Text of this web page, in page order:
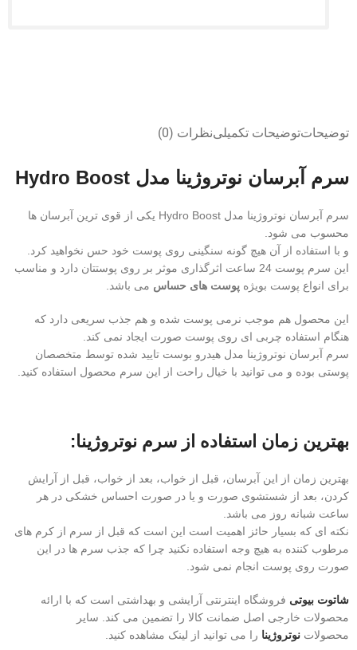
توضیحاتتوضیحات تکمیلینظرات (0)
سرم آبرسان نوتروژینا مدل Hydro Boost
سرم آبرسان نوتروژینا مدل Hydro Boost یکی از قوی ترین آبرسان ها
محسوب می شود.
و با استفاده از آن هیچ گونه سنگینی روی پوست خود حس نخواهید کرد.
این سرم پوست 24 ساعت اثرگذاری موثر بر روی پوستتان دارد و مناسب
برای انواع پوست بویژه پوست های حساس می باشد.
این محصول هم موجب نرمی پوست شده و هم جذب سریعی دارد که
هنگام استفاده چربی ای روی پوست صورت ایجاد نمی کند.
سرم آبرسان نوتروژینا مدل هیدرو بوست تایید شده توسط متخصصان
پوستی بوده و می توانید با خیال راحت از این سرم محصول استفاده کنید.
بهترین زمان استفاده از سرم نوتروژینا:
بهترین زمان از این آبرسان، قبل از خواب، بعد از خواب، قبل از آرایش
کردن، بعد از شستشوی صورت و یا در صورت احساس خشکی در هر
ساعت شبانه روز می باشد.
نکته ای که بسیار حائز اهمیت است این است که قبل از سرم از کرم های
مرطوب کننده به هیچ وجه استفاده نکنید چرا که جذب سرم ها در این
صورت روی پوست انجام نمی شود.
شاتوت بیوتی فروشگاه اینترنتی آرایشی و بهداشتی است که با ارائه
محصولات خارجی اصل ضمانت کالا را تضمین می کند. سایر
محصولات نوتروژینا را می توانید از لینک مشاهده کنید.